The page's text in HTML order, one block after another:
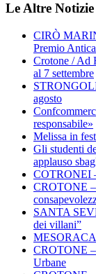
Le Altre Notizie
CIRÒ
Premio
Crotone / Ad
al 7 settembre
agosto
responsabile»
Melissa in
Gli studenti
applauso
COTRONEI
CROTONE –
SANTA
dei villani”
MESORACA
CROTONE
Urbane